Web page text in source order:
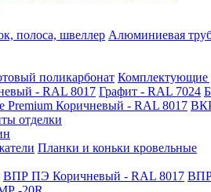
полоса, швеллер Алюминиевая
поликарбонат Комплектующие
- RAL 8017 Графит - RAL 7024
Premium Коричневый - RAL 8017
отделки
Планки и коньки кровельные
ВПР ПЭ Коричневый - RAL 8017